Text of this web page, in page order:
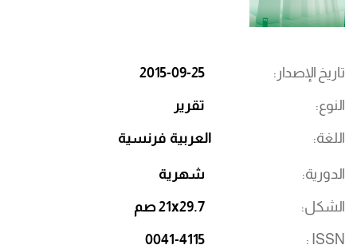
تاريخ الإصدار 2015-09-25
النوع تقرير
اللغة العربية فرنسية
الدورية شهرية
الشكل 21x29.7 صم
ISSN
0041-4115